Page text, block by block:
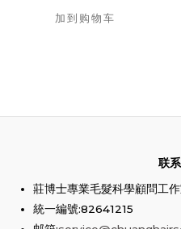
加到购物车
联
莊博士專業毛髮科學顧問工
統一編號:82641215